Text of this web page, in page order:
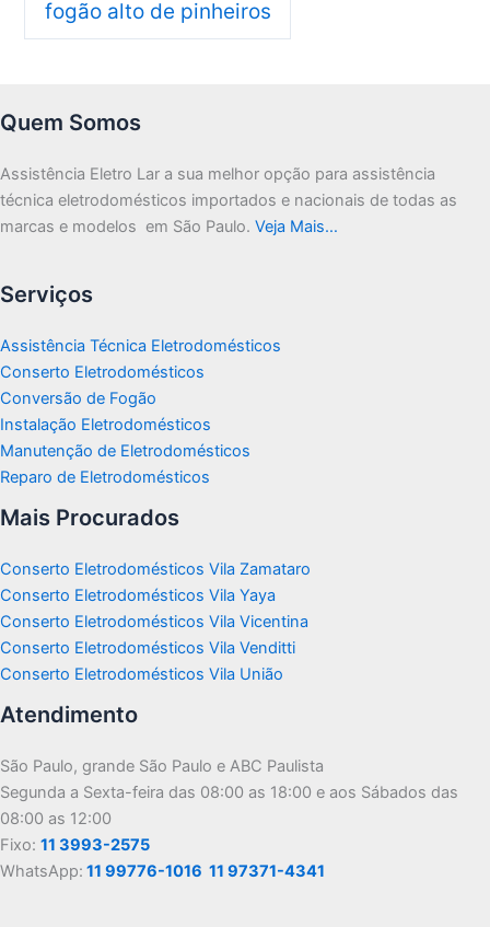
fogão alto de pinheiros
Quem Somos
Assistência Eletro Lar a sua melhor opção para assistência
técnica eletrodomésticos importados e nacionais de todas as
marcas e modelos em São Paulo. Veja Mais…
Serviços
Assistência Técnica Eletrodomésticos
Conserto Eletrodomésticos
Conversão de Fogão
Instalação Eletrodomésticos
Manutenção de Eletrodomésticos
Reparo de Eletrodomésticos
Mais Procurados
Conserto Eletrodomésticos Vila Zamataro
Conserto Eletrodomésticos Vila Yaya
Conserto Eletrodomésticos Vila Vicentina
Conserto Eletrodomésticos Vila Venditti
Conserto Eletrodomésticos Vila União
Atendimento
São Paulo, grande São Paulo e ABC Paulista
Segunda a Sexta-feira das 08:00 as 18:00 e aos Sábados das
08:00 as 12:00
Fixo: 11 3993-2575
WhatsApp: 11 99776-1016 11 97371-4341